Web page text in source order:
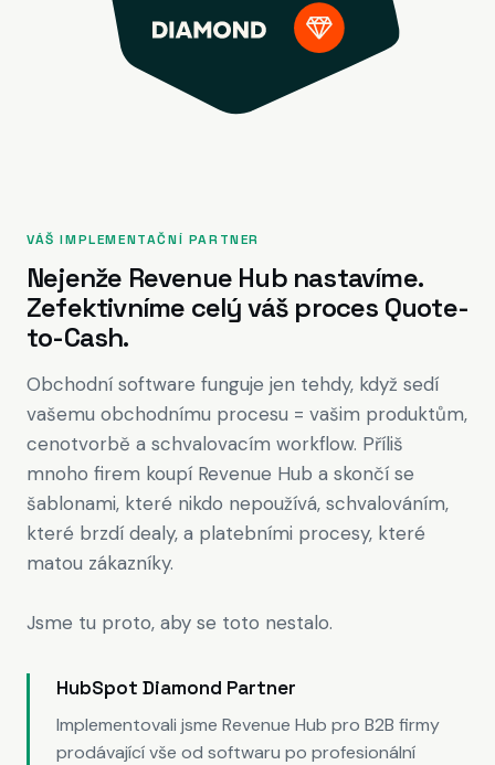
VÁŠ IMPLEMENTAČNÍ PARTNER
Nejenže Revenue Hub nastavíme.
Zefektivníme celý váš proces Quote-
to-Cash.
Obchodní software funguje jen tehdy, když sedí
vašemu obchodnímu procesu = vašim produktům,
cenotvorbě a schvalovacím workflow. Příliš
mnoho firem koupí Revenue Hub a skončí se
šablonami, které nikdo nepoužívá, schvalováním,
které brzdí dealy, a platebními procesy, které
matou zákazníky.
Jsme tu proto, aby se toto nestalo.
HubSpot Diamond Partner
Implementovali jsme Revenue Hub pro B2B firmy
prodávající vše od softwaru po profesionální